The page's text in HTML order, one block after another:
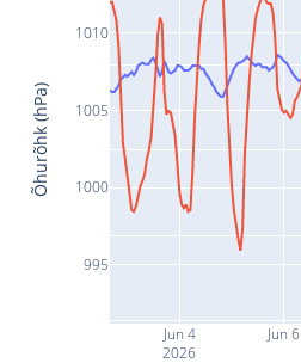
Jun 4
2026
Jun 6
995
1000
1005
1010
Õhurõhk (hPa)